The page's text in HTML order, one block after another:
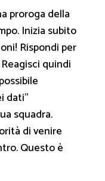
proroga della
Inizia subito
Rispondi per
quindi
dati"
squadra.
di venire
Questo è